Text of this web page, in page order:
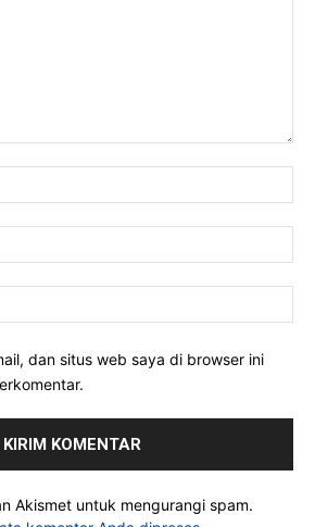
dan situs web saya di browser ini
Akismet untuk mengurangi spam.